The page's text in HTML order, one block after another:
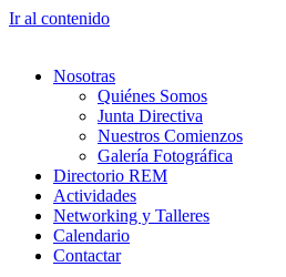
Ir al contenido
Nosotras
Quiénes Somos
Junta Directiva
Nuestros Comienzos
Galería Fotográfica
Directorio REM
Actividades
Networking y Talleres
Calendario
Contactar